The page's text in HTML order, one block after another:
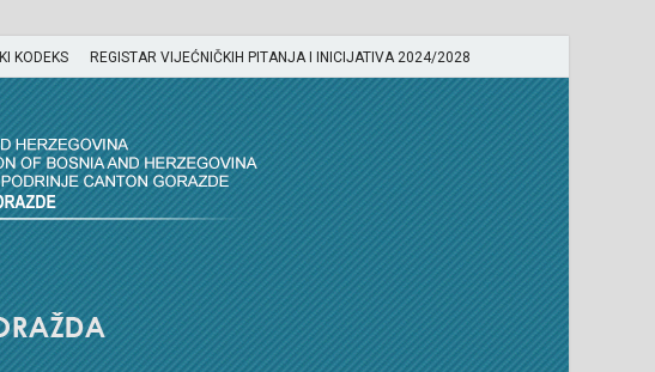
KODEKS REGISTAR VIJEĆNIČKIH PITANJA I INICIJATIVA 2024/2028